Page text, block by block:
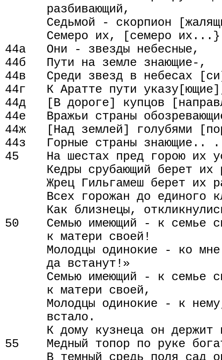
      разбивающий,
Седьмой - скорпион
      Семеро их, [семеро их...}
44а   Они - звезды небесные,
44б   Пути на земле знающие-,
44в   Среди звезд в небесах
44г   К Аратте пути
44д   [В дороге] купцов
44е   Вражьи страны
44ж   [Над землей] голубями
44з   Горные страны знающие.. .
45    На шестах пред горою их
Кедры срубающий берет их
Жрец Гильгамеш берет их
Всех горожан до единого
Как близнецы,
50    Семью имеющий - к семье
      к матери своей!
Молодцы одинокие - ко
      да встанут!»
Семью имеющий - к семье
      к матери своей,
Молодцы одинокие - к
      встало.
К дому кузнеца он держит
55    Медный топор по руке
В темный средь поля сад